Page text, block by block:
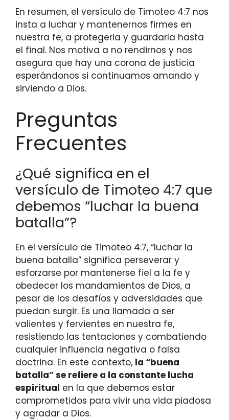
En resumen, el versículo de Timoteo 4:7 nos
insta a luchar y mantenernos firmes en
nuestra fe, a protegerla y guardarla hasta
el final. Nos motiva a no rendirnos y nos
asegura que hay una corona de justicia
esperándonos si continuamos amando y
sirviendo a Dios.
Preguntas
Frecuentes
¿Qué significa en el
versículo de Timoteo 4:7 que
debemos “luchar la buena
batalla”?
En el versículo de Timoteo 4:7, “luchar la
buena batalla” significa perseverar y
esforzarse por mantenerse fiel a la fe y
obedecer los mandamientos de Dios, a
pesar de los desafíos y adversidades que
puedan surgir. Es una llamada a ser
valientes y fervientes en nuestra fe,
resistiendo las tentaciones y combatiendo
cualquier influencia negativa o falsa
doctrina. En este contexto, la “buena
batalla” se refiere a la constante lucha
espiritual en la que debemos estar
comprometidos para vivir una vida piadosa
y agradar a Dios.